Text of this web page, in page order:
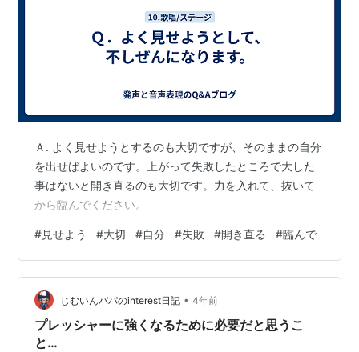
Ａ. よく見せようとするのも大切ですが、そのままの自分
を出せばよいのです。上がって失敗したところで大した
事はないと開き直るのも大切です。力を入れて、抜いて
から臨んでください。
#見せよう #大切 #自分 #失敗 #開き直る #臨んで
じむいんパパのinterest日記 • 4年前
プレッシャーに強くなるために必要だと思うこ
と…